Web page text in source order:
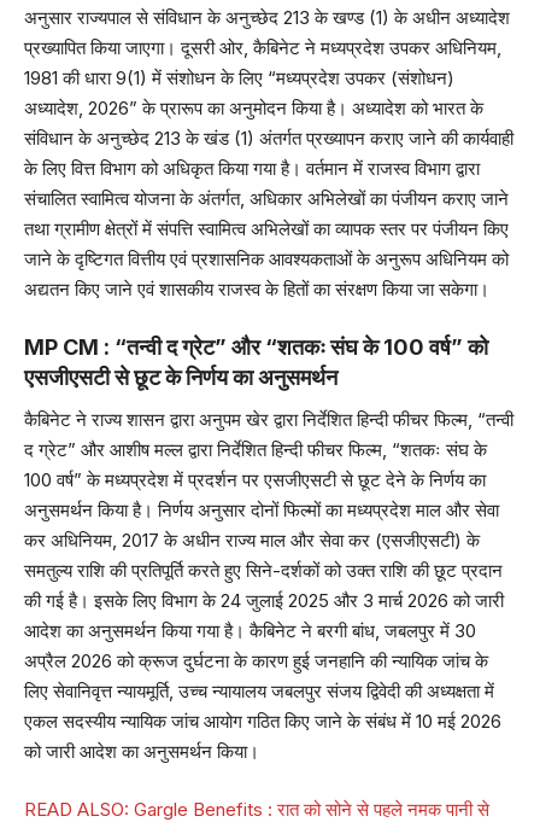
अनुसार राज्यपाल से संविधान के अनुच्छेद 213 के खण्ड (1) के अधीन अध्यादेश
प्रख्यापित किया जाएगा। दूसरी ओर, कैबिनेट ने मध्यप्रदेश उपकर अधिनियम,
1981 की धारा 9(1) में संशोधन के लिए “मध्यप्रदेश उपकर (संशोधन)
अध्यादेश, 2026” के प्रारूप का अनुमोदन किया है। अध्यादेश को भारत के
संविधान के अनुच्छेद 213 के खंड (1) अंतर्गत प्रख्यापन कराए जाने की कार्यवाही
के लिए वित्त विभाग को अधिकृत किया गया है। वर्तमान में राजस्व विभाग द्वारा
संचालित स्वामित्व योजना के अंतर्गत, अधिकार अभिलेखों का पंजीयन कराए जाने
तथा ग्रामीण क्षेत्रों में संपत्ति स्वामित्व अभिलेखों का व्यापक स्तर पर पंजीयन किए
जाने के दृष्टिगत वित्तीय एवं प्रशासनिक आवश्यकताओं के अनुरूप अधिनियम को
अद्यतन किए जाने एवं शासकीय राजस्व के हितों का संरक्षण किया जा सकेगा।
MP CM : “तन्वी द ग्रेट” और “शतकः संघ के 100 वर्ष” को
एसजीएसटी से छूट के निर्णय का अनुसमर्थन
कैबिनेट ने राज्य शासन द्वारा अनुपम खेर द्वारा निर्देशित हिन्दी फीचर फिल्म, “तन्वी
द ग्रेट” और आशीष मल्ल द्वारा निर्देशित हिन्दी फीचर फिल्म, “शतकः संघ के
100 वर्ष” के मध्यप्रदेश में प्रदर्शन पर एसजीएसटी से छूट देने के निर्णय का
अनुसमर्थन किया है। निर्णय अनुसार दोनों फिल्मों का मध्यप्रदेश माल और सेवा
कर अधिनियम, 2017 के अधीन राज्य माल और सेवा कर (एसजीएसटी) के
समतुल्य राशि की प्रतिपूर्ति करते हुए सिने-दर्शकों को उक्त राशि की छूट प्रदान
की गई है। इसके लिए विभाग के 24 जुलाई 2025 और 3 मार्च 2026 को जारी
आदेश का अनुसमर्थन किया गया है। कैबिनेट ने बरगी बांध, जबलपुर में 30
अप्रैल 2026 को क्रूज दुर्घटना के कारण हुई जनहानि की न्यायिक जांच के
लिए सेवानिवृत्त न्यायमूर्ति, उच्च न्यायालय जबलपुर संजय द्विवेदी की अध्यक्षता में
एकल सदस्यीय न्यायिक जांच आयोग गठित किए जाने के संबंध में 10 मई 2026
को जारी आदेश का अनुसमर्थन किया।
READ ALSO: Gargle Benefits : रात को सोने से पहले नमक पानी से